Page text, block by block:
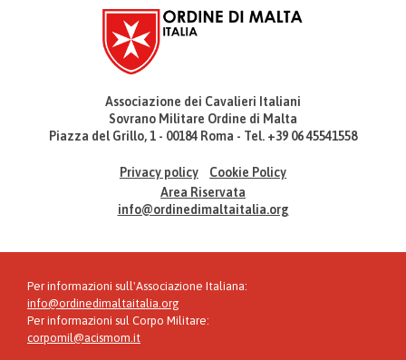
Associazione dei Cavalieri Italiani
Sovrano Militare Ordine di Malta
Piazza del Grillo, 1 - 00184 Roma - Tel. +39 06 45541558
Privacy policy
Cookie Policy
Area Riservata
info@ordinedimaltaitalia.org
Per informazioni sull'Associazione Italiana:
info@ordinedimaltaitalia.org
Per informazioni sul Corpo Militare:
corpomil@acismom.it